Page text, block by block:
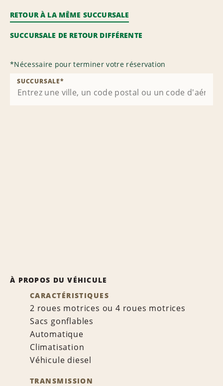
RETOUR À LA MÊME SUCCURSALE
SUCCURSALE DE RETOUR DIFFÉRENTE
*Nécessaire pour terminer votre réservation
SUCCURSALE*
À PROPOS DU VÉHICULE
CARACTÉRISTIQUES
2 roues motrices ou 4 roues motrices
Sacs gonflables
Automatique
Climatisation
Véhicule diesel
TRANSMISSION